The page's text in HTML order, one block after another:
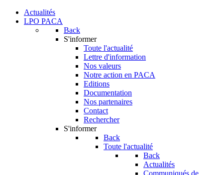
Actualités
LPO PACA
Back
S'informer
Toute l'actualité
Lettre d'information
Nos valeurs
Notre action en PACA
Editions
Documentation
Nos partenaires
Contact
Rechercher
S'informer
Back
Toute l'actualité
Back
Actualités
Communiqués de